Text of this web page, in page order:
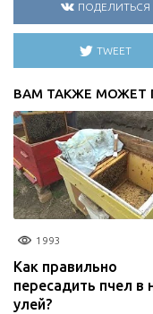
ПОДЕЛИТЬСЯ
TWEET
ВАМ ТАКЖЕ МОЖЕТ
1993
Как правильно
пересадить пчел в
улей?